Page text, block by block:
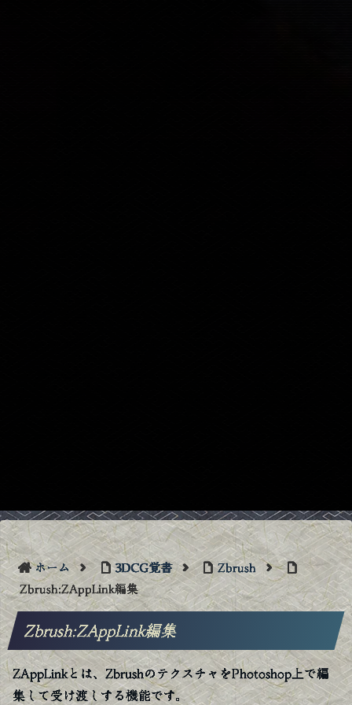
ホーム 3DCG覚書
Zbrush
Zbrush:ZAppLink編集
Zbrush:ZAppLink編集
ZAppLinkとは、ZbrushのテクスチャをPhotoshop上で編
集して受け渡しする機能です。